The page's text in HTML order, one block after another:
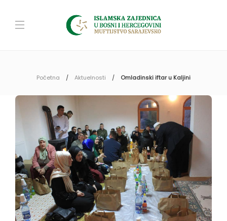
Početna Aktuelnosti Omladinski iftar u Kaljini